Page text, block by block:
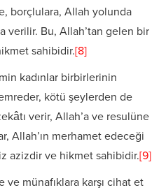
borçlulara, Allah yolunda
verilir. Bu, Allah’tan gelen bir
sahibidir.[8]
kadınlar birbirlerinin
kötü şeylerden de
verir, Allah’a ve resulüne
Allah’ın merhamet edeceği
azizdir ve hikmet sahibidir.[9]
ve münafıklara karşı cihat et